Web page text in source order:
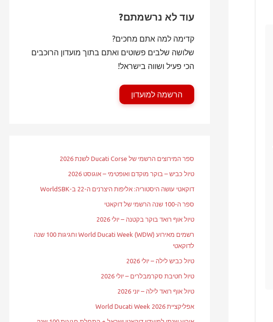
עוד לא נרשמתם?
קדימה למה אתם מחכים?
שלושה שלבים פשוטים ואתם בתוך מועדון הרוכבים
הכי פעיל ושווה בישראל!
הרשמה למועדון
ספר המירוצים הרשמי של Ducati Corse לשנת 2026
טיול כביש – בוקר מוקדם ואופטימי – אוגוסט 2026
דוקאטי עושה היסטוריה: אליפות היצרנים ה-22 ב-WorldSBK
ספר ה-100 שנה הרשמי של דוקאטי
טיול אוף רואד בוקר בקטנה – יולי 2026
רשמים מאירוע World Ducati Week (WDW) וחגיגות 100 שנה
לדוקאטי
טיול כביש לילה – יולי 2026
טיול חטיבת סקרמבלרים – יולי 2026
טיול אוף רואד לילה – יוני 2026
אפליקציית World Ducati Week 2026